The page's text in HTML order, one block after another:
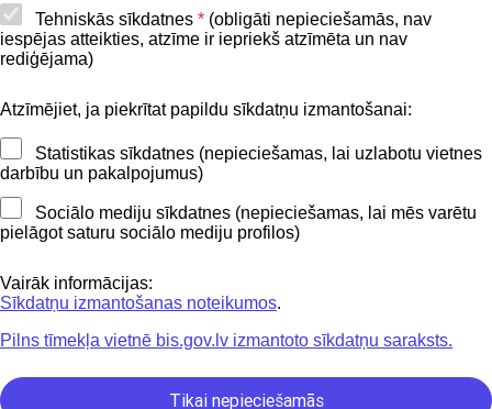
Tehniskās sīkdatnes * (obligāti nepieciešamās, nav
iespējas atteikties, atzīme ir iepriekš atzīmēta un nav
rediģējama)
Atzīmējiet, ja piekrītat papildu sīkdatņu izmantošanai:
Statistikas sīkdatnes (nepieciešamas, lai uzlabotu vietnes
darbību un pakalpojumus)
Sociālo mediju sīkdatnes (nepieciešamas, lai mēs varētu
pielāgot saturu sociālo mediju profilos)
Vairāk informācijas:
Sīkdatņu izmantošanas noteikumos.
Pilns tīmekļa vietnē bis.gov.lv izmantoto sīkdatņu saraksts.
Tikai nepieciešamās
Piekļūstamības paziņojums
Kontakti
BIS atbalsta dienesta tālrunis:
Sekojiet mums
Lejupielādejiet